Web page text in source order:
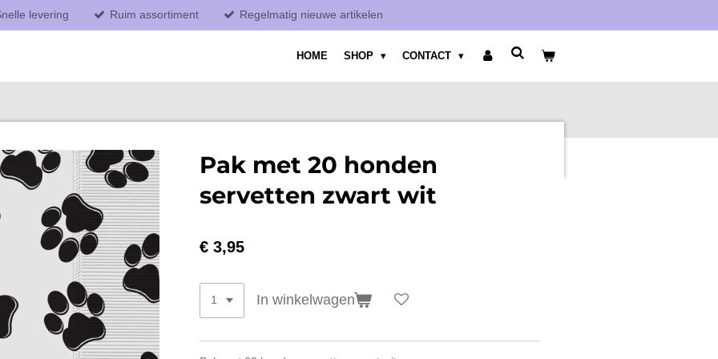
levering Ruim assortiment Regelmatig nieuwe artikelen
HOME SHOP CONTACT
Pak met 20 honden
servetten zwart wit
€ 3,95
In winkelwagen